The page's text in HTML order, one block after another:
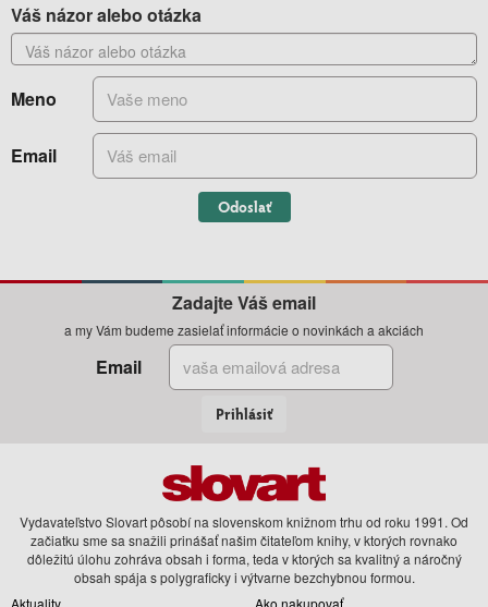
Váš názor alebo otázka
Meno
Email
Odoslať
Zadajte Váš email
a my Vám budeme zasielať informácie o novinkách a akciách
Email
Prihlásiť
Vydavateľstvo Slovart pôsobí na slovenskom knižnom trhu od roku 1991. Od
začiatku sme sa snažili prinášať našim čitateľom knihy, v ktorých rovnako
dôležitú úlohu zohráva obsah i forma, teda v ktorých sa kvalitný a náročný
obsah spája s polygraficky i výtvarne bezchybnou formou.
Aktuality
Ako nakupovať